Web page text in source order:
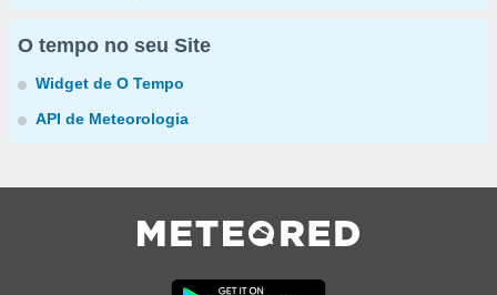
O tempo no seu Site
Widget de O Tempo
API de Meteorologia